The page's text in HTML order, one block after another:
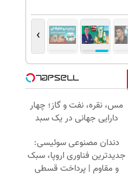
›
مس، نقره، نفت و گاز؛ چهار
دارایی جهانی در یک سبد
دندان مصنوعی سوئیسی:
جدیدترین فناوری اروپا، سبک
و مقاوم | پرداخت قسطی